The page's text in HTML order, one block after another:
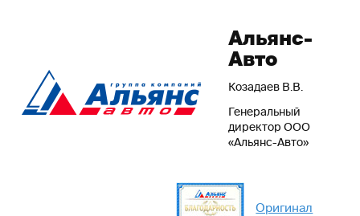
Альянс-
Авто
Козадаев В.В.
Генеральный
директор ООО
«Альянс-Авто»
Оригинал